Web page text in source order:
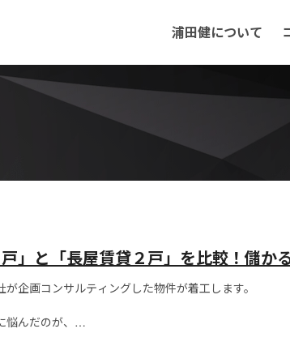
浦田健について
戸」と「長屋賃貸２戸」を比較！儲か
企画コンサルティングした物件が着工します。
んだのが、